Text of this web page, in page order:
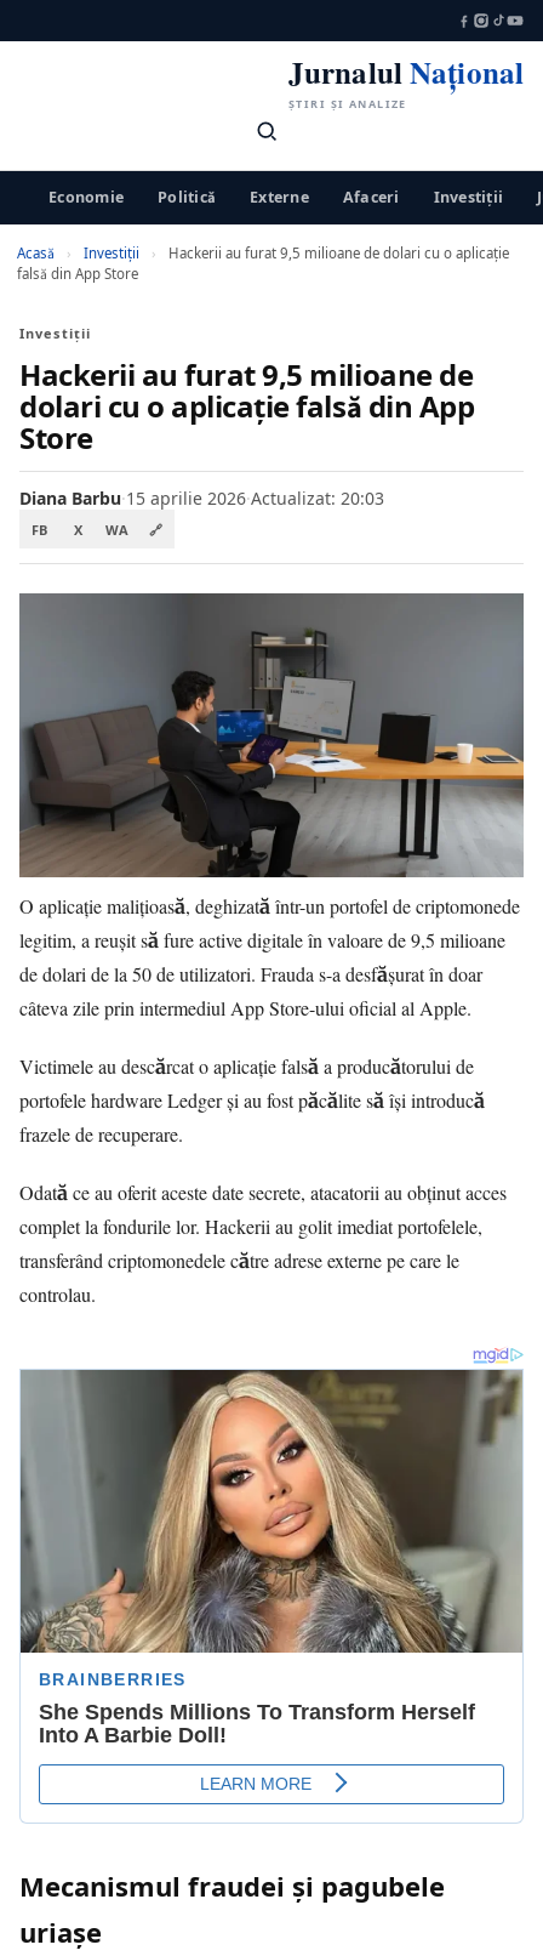
JurnalulNațional
ȘTIRI ȘI ANALIZE
Economie Politică Externe Afaceri Investiții
Acasă › Investiții ›
Hackerii au furat 9,5 milioane de dolari cu o aplicație
falsă din App Store
Investiții
Hackerii au furat 9,5 milioane de
dolari cu o aplicație falsă din App
Store
Diana Barbu·15 aprilie 2026·Actualizat: 20:03
FB X WA 🔗
O aplicație malițioasă, deghizată într-un portofel de criptomonede
legitim, a reușit să fure active digitale în valoare de 9,5 milioane
de dolari de la 50 de utilizatori. Frauda s-a desfășurat în doar
câteva zile prin intermediul App Store-ului oficial al Apple.
Victimele au descărcat o aplicație falsă a producătorului de
portofele hardware Ledger și au fost păcălite să își introducă
frazele de recuperare.
Odată ce au oferit aceste date secrete, atacatorii au obținut acces
complet la fondurile lor. Hackerii au golit imediat portofelele,
transferând criptomonedele către adrese externe pe care le
controlau.
Mecanismul fraudei și pagubele
uriașe